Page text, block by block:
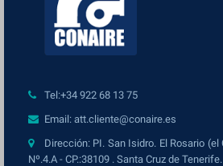
Tel:+34 922 68 13 75
Email: att.cliente@conaire.es
Dirección: PI. San Isidro. El Rosario
Nº.4.A - CP.:38109 . Santa Cruz de